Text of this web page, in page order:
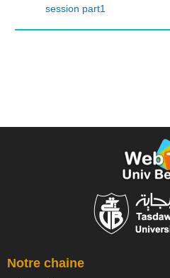
session part1
Notre chaine